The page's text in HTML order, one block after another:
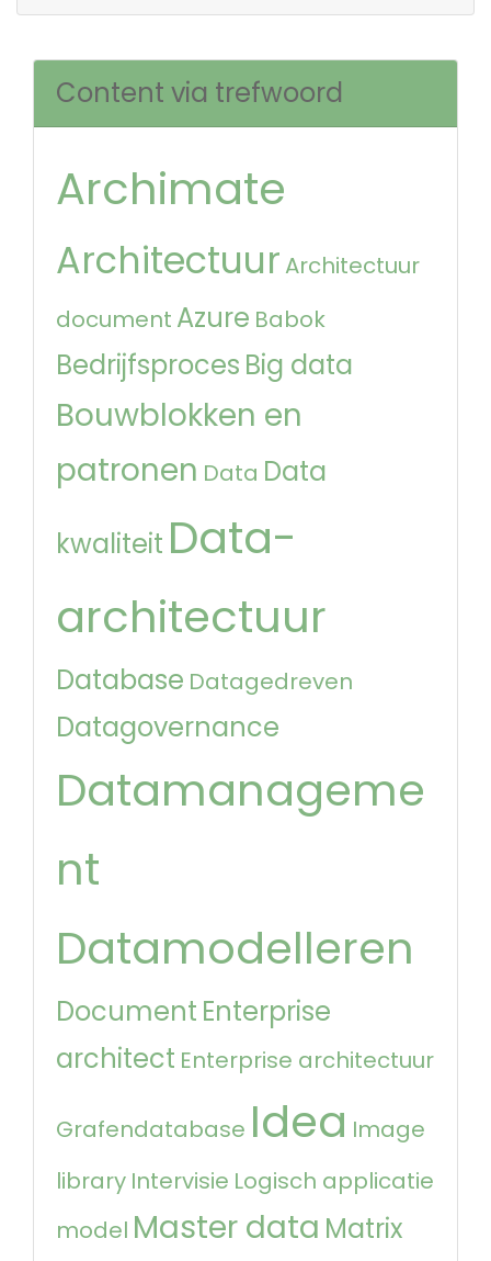
Content via trefwoord
Archimate
Architectuur Architectuur
document Azure Babok
Bedrijfsproces Big data
Bouwblokken en
patronen Data Data
kwaliteit Data-
architectuur
Database Datagedreven
Datagovernance
Datamanageme
nt
Datamodelleren
Document Enterprise
architect Enterprise architectuur
Grafendatabase Idea Image
library Intervisie Logisch applicatie
model Master data Matrix